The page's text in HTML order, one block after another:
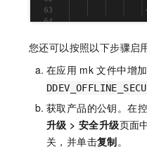
您还可以按照以下步骤启
在应用 mk 文件中增
获取产品的公钥。在
升级 >安全升级页面
关，并单击复制。